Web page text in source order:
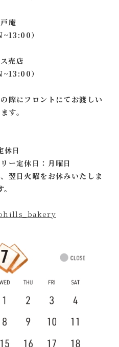
庵
）
売店
）
際にフロントにてお渡しい
す。
休日
ー定休日：月曜日
翌日火曜をお休みいたしま
。